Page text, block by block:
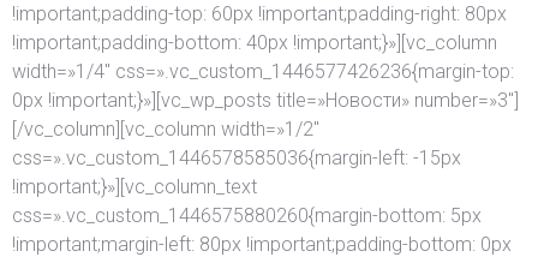
!important;padding-top: 60px !important;padding-right: 80px
!important;padding-bottom: 40px !important;}»][vc_column
width=»1/4″ css=».vc_custom_1446577426236{margin-top:
0px !important;}»][vc_wp_posts title=»Новости» number=»3″]
[/vc_column][vc_column width=»1/2″
css=».vc_custom_1446578585036{margin-left: -15px
!important;}»][vc_column_text
css=».vc_custom_1446575880260{margin-bottom: 5px
!important;margin-left: 80px !important;padding-bottom: 0px